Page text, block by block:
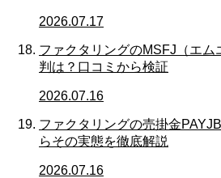
2026.07.17
ファクタリングのMSFJ（エム
判は？口コミから検証
2026.07.16
ファクタリングの売掛金
らその実態を徹底解説
2026.07.16